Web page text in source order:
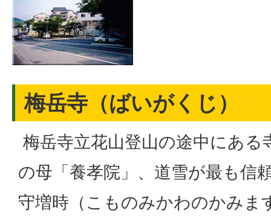
梅岳寺（ばいがくじ）
梅岳寺立花山登山の途中にある
の母「養孝院」、道雪が最も信
守増時（こものみかわのかみま